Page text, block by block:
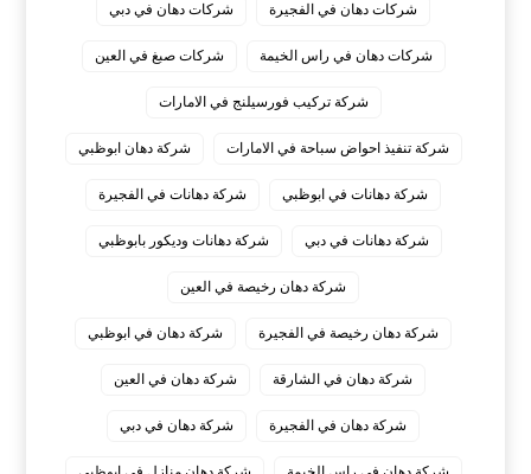
شركات دهان في الفجيرة شركات دهان في دبي
شركات دهان في راس الخيمة شركات صبغ في العين
شركة تركيب فورسيلنج في الامارات
شركة تنفيذ احواض سباحة في الامارات شركة دهان ابوظبي
شركة دهانات في ابوظبي شركة دهانات في الفجيرة
شركة دهانات في دبي شركة دهانات وديكور بابوظبي
شركة دهان رخيصة في العين
شركة دهان رخيصة في الفجيرة شركة دهان في ابوظبي
شركة دهان في الشارقة شركة دهان في العين
شركة دهان في الفجيرة شركة دهان في دبي